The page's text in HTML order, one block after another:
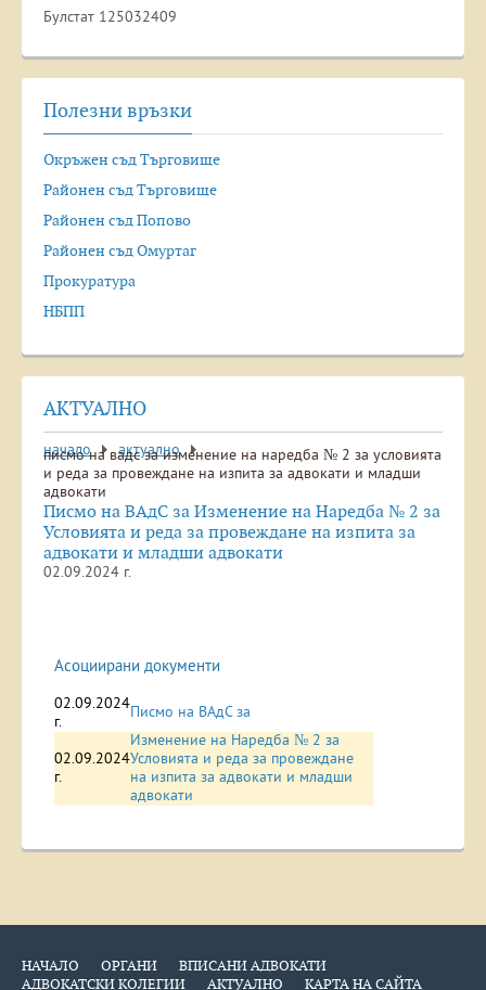
Булстат 125032409
Полезни връзки
Окръжен съд Търговище
Районен съд Търговище
Районен съд Попово
Районен съд Омуртаг
Прокуратура
НБПП
АКТУАЛНО
начало актуално
писмо на вадс за изменение на наредба № 2 за условията
и реда за провеждане на изпита за адвокати и младши
адвокати
Писмо на ВАдС за Изменение на Наредба № 2 за
Условията и реда за провеждане на изпита за
адвокати и младши адвокати
02.09.2024 г.
Асоциирани документи
02.09.2024
г.
Писмо на ВАдС за
02.09.2024
г.
Изменение на Наредба № 2 за
Условията и реда за провеждане
на изпита за адвокати и младши
адвокати
НАЧАЛО ОРГАНИ
ВПИСАНИ АДВОКАТИ
АДВОКАТСКИ КОЛЕГИИ
АКТУАЛНО КАРТА НА САЙТА